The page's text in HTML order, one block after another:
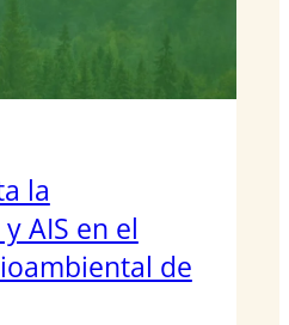
la
AIS en el
de